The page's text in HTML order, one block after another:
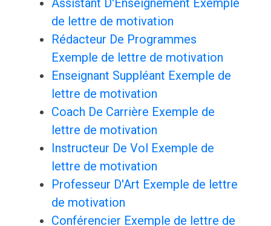
Assistant D'Enseignement Exemple
de lettre de motivation
Rédacteur De Programmes
Exemple de lettre de motivation
Enseignant Suppléant Exemple de
lettre de motivation
Coach De Carrière Exemple de
lettre de motivation
Instructeur De Vol Exemple de
lettre de motivation
Professeur D'Art Exemple de lettre
de motivation
Conférencier Exemple de lettre de